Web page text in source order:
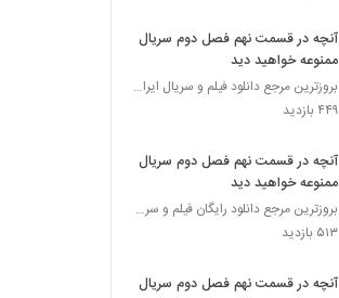
آنچه در قسمت نهم فصل دوم سریال
ممنوعه خواهید دید
بروزترین مرجع دانلود فیلم و سریال ایرانی
۴۴۹ بازدید
آنچه در قسمت نهم فصل دوم سریال
ممنوعه خواهید دید
بروزترین مرجع دانلود رایگان فیلم و سریال ایرانی
۵۱۳ بازدید
آنچه در قسمت نهم فصل دوم سریال